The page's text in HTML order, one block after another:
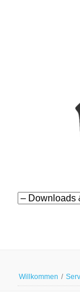
Willkommen /